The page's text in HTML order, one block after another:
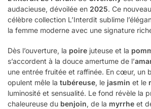
audacieuse, dévoilée en 2025. Ce
célèbre collection L’Interdit sublime
la femme moderne avec une signature
Dès l’ouverture, la poire juteuse et la
s’accordent à la douce amertume de l’
une entrée fruitée et raffinée. En cœur, un
opulent mêle la tubéreuse, le jasmin et le
luminosité et sensualité. Le fond révèle la
chaleureuse du benjoin, de la myrrhe et